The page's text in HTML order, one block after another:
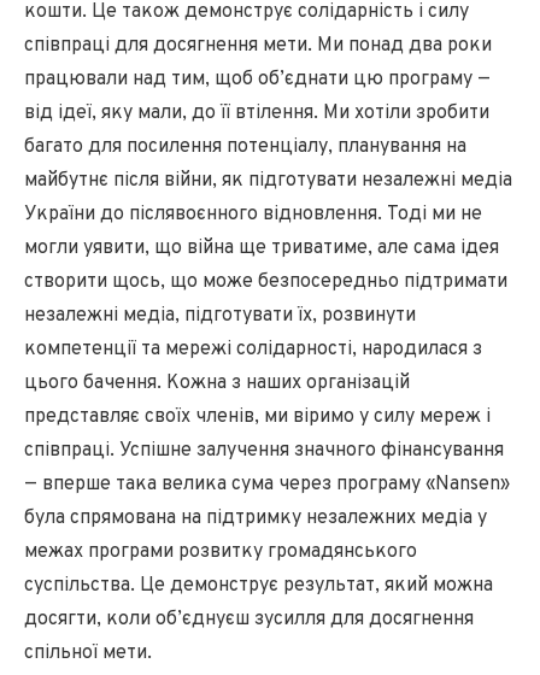
кошти. Це також демонструє солідарність і силу
співпраці для досягнення мети. Ми понад два роки
працювали над тим, щоб об’єднати цю програму —
від ідеї, яку мали, до її втілення. Ми хотіли зробити
багато для посилення потенціалу, планування на
майбутнє після війни, як підготувати незалежні медіа
України до післявоєнного відновлення. Тоді ми не
могли уявити, що війна ще триватиме, але сама ідея
створити щось, що може безпосередньо підтримати
незалежні медіа, підготувати їх, розвинути
компетенції та мережі солідарності, народилася з
цього бачення. Кожна з наших організацій
представляє своїх членів, ми віримо у силу мереж і
співпраці. Успішне залучення значного фінансування
— вперше така велика сума через програму «Nansen»
була спрямована на підтримку незалежних медіа у
межах програми розвитку громадянського
суспільства. Це демонструє результат, який можна
досягти, коли об’єднуєш зусилля для досягнення
спільної мети.